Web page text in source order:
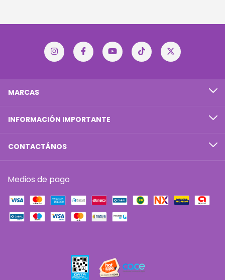
MARCAS
INFORMACIÓN IMPORTANTE
CONTACTÁNOS
Medios de pago